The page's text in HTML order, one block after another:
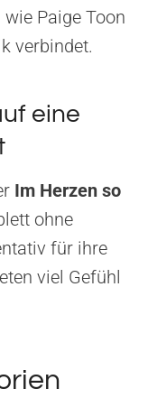
Paige Toon
verbindet.
eine
Im Herzen so
ohne
für ihre
viel Gefühl